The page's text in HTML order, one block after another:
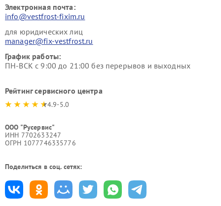
Электронная почта:
info@vestfrost-fixim.ru
для юридических лиц
manager@fix-vestfrost.ru
График работы:
ПН-ВСК с 9:00 до 21:00 без перерывов и выходных
Рейтинг сервисного центра
4.9-5.0
ООО "Русервис"
ИНН 7702633247
ОГРН 1077746335776
Поделиться в соц. сетях: